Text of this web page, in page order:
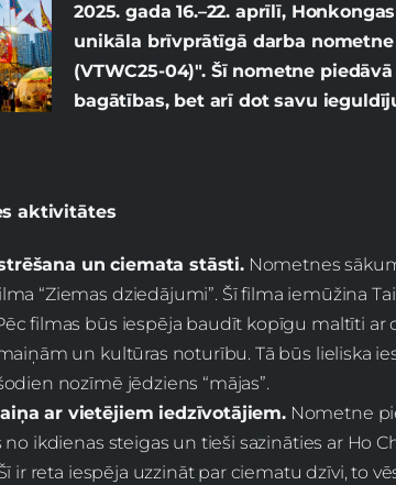
2025. gada 16.–22. aprīlī,
unikāla brīvprātīgā darba
(VTWC25-04)". Šī nometne
bagātības, bet arī dot savu
aktivitātes
un ciemata stāsti.Nometnes
“Ziemas dziedājumi”. Šī filma iemūžina
filmas būs iespēja baudīt kopīgu maltīti ar
un kultūras noturību. Tā būs lieliska
nozīmē jēdziens “mājas”.
ar vietējiem iedzīvotājiem.Nometne
no ikdienas steigas un tieši sazināties ar Ho
ir reta iespēja uzzināt par ciematu dzīvi, to